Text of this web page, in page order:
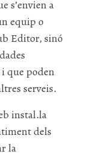
s’envien a
equip o
Editor, sinó
que poden
serveis.
instal.la
dels
la